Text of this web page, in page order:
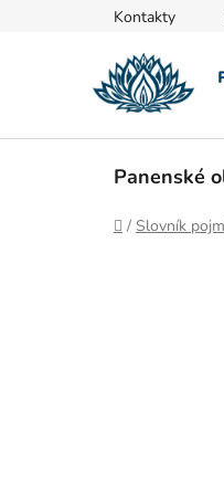
Kontakty
Panenské
Domů
/ Slovník